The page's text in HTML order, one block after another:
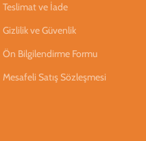
Teslimat ve İade
Gizlilik ve Güvenlik
Ön Bilgilendirme Formu
Mesafeli Satış Sözleşmesi